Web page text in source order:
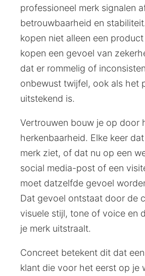
professioneel merk signalen
betrouwbaarheid en
kopen niet alleen een
kopen een gevoel van
dat er rommelig of
onbewust twijfel, ook als het
uitstekend is.
Vertrouwen bouw je op door
herkenbaarheid. Elke keer
merk ziet, of dat nu op een
social media-post of een
moet datzelfde gevoel
Dat gevoel ontstaat door de
visuele stijl, tone of voice en
je merk uitstraalt.
Concreet betekent dit dat
klant die voor het eerst op je